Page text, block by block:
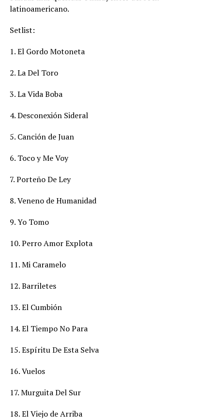
latinoamericano.
Setlist:
1. El Gordo Motoneta
2. La Del Toro
3. La Vida Boba
4. Desconexión Sideral
5. Canción de Juan
6. Toco y Me Voy
7. Porteño De Ley
8. Veneno de Humanidad
9. Yo Tomo
10. Perro Amor Explota
11. Mi Caramelo
12. Barriletes
13. El Cumbión
14. El Tiempo No Para
15. Espíritu De Esta Selva
16. Vuelos
17. Murguita Del Sur
18. El Viejo de Arriba